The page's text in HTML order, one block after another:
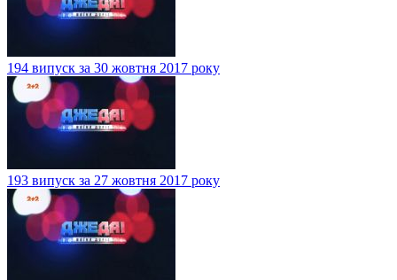
194 випуск за 30 жовтня 2017 року
193 випуск за 27 жовтня 2017 року